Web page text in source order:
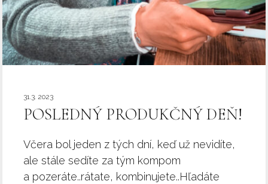
31.3. 2023
POSLEDNÝ PRODUKČNÝ DEŇ!
Včera bol jeden z tých dní, keď už nevidíte,
ale stále sedíte za tým kompom
a pozeráte..rátate, kombinujete..Hľadáte